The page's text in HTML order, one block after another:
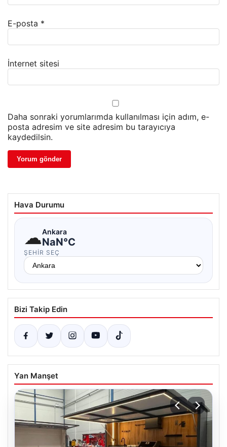
E-posta *
İnternet sitesi
Daha sonraki yorumlarımda kullanılması için adım, e-
posta adresim ve site adresim bu tarayıcıya
kaydedilsin.
Hava Durumu
☁Ankara
NaN°C
ŞEHIR SEÇ
Bizi Takip Edin
Yan Manşet